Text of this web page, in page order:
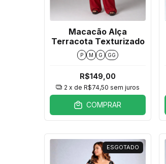
Macacão Alça
Terracota Texturizado
P M G GG
R$149,00
2 x deR$74,50 sem juros
COMPRAR
ESGOTADO